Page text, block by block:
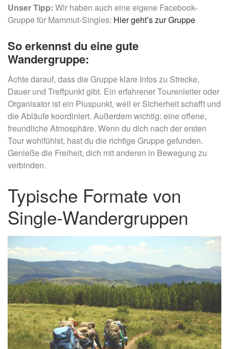
Unser Tipp: Wir haben auch eine eigene Facebook-
Gruppe für Mammut-Singles: Hier geht’s zur Gruppe
So erkennst du eine gute
Wandergruppe:
Achte darauf, dass die Gruppe klare Infos zu Strecke,
Dauer und Treffpunkt gibt. Ein erfahrener Tourenleiter oder
Organisator ist ein Pluspunkt, weil er Sicherheit schafft und
die Abläufe koordiniert. Außerdem wichtig: eine offene,
freundliche Atmosphäre. Wenn du dich nach der ersten
Tour wohlfühlst, hast du die richtige Gruppe gefunden.
Genieße die Freiheit, dich mit anderen in Bewegung zu
verbinden.
Typische Formate von
Single-Wandergruppen